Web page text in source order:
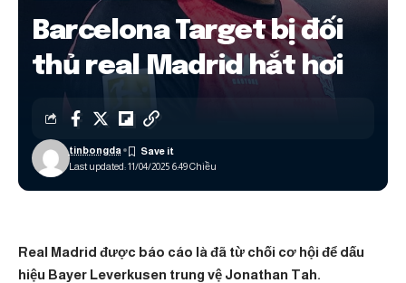
Barcelona Target bị đối
thủ real Madrid hắt hơi
Last updated: 11/04/2025 6:49 Chiều
tinbongda
Real Madrid được báo cáo là đã từ chối cơ hội để dấu
hiệu Bayer Leverkusen trung vệ Jonathan Tah.